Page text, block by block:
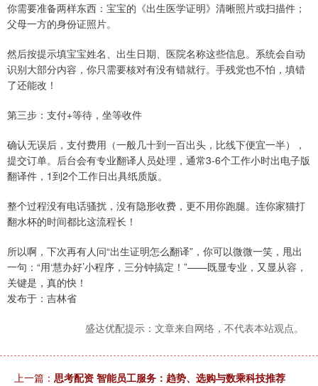
你需要准备两样东西：宝宝的《出生医学证明》清晰照片或扫描件；
父母一方的身份证照片。
然后按提示填宝宝姓名、出生日期、医院名称这些信息。系统会自动
识别大部分内容，你只需要核对有没有错就行。手残党也不怕，填错
了还能改！
第三步：支付+等待，坐等收件
确认无误后，支付费用（一般几十到一百出头，比线下便宜一半），
提交订单。后台会有专业翻译人员处理，通常3-6个工作小时出电子版
翻译件，1到2个工作日出具纸质版。
整个过程没有电话骚扰，没有隐形收费，更不用你跑腿。连你家猫打
翻水杯的时间都比这流程长！
所以啊，下次再有人问“出生证明怎么翻译”，你可以微微一笑，甩出
一句：“用‘慧办好’小程序，三分钟搞定！”——既显专业，又显从容，
关键是，真的快！
发布于：吉林省
盛达优配提示：文章来自网络，不代表本站观点。
上一篇： 思考配资 智能员工服务：趋势、选购与数乘科技推荐